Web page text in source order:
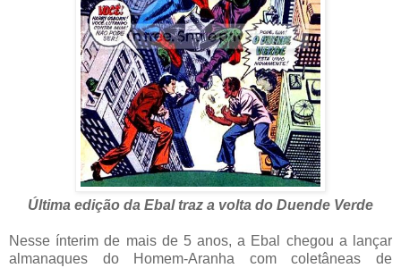
Última edição da Ebal traz a volta do Duende Verde
Nesse ínterim de mais de 5 anos, a Ebal chegou a lançar
almanaques do Homem-Aranha com coletâneas de